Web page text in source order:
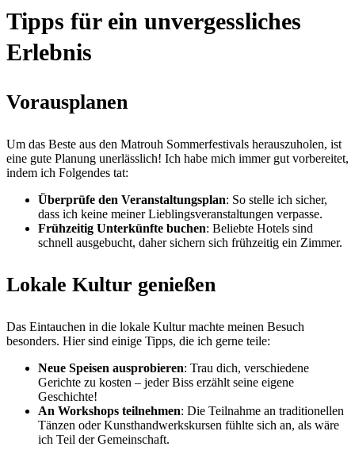
Tipps für ein unvergessliches
Erlebnis
Vorausplanen
Um das Beste aus den Matrouh Sommerfestivals herauszuholen, ist
eine gute Planung unerlässlich! Ich habe mich immer gut vorbereitet,
indem ich Folgendes tat:
Überprüfe den Veranstaltungsplan: So stelle ich sicher,
dass ich keine meiner Lieblingsveranstaltungen verpasse.
Frühzeitig Unterkünfte buchen: Beliebte Hotels sind
schnell ausgebucht, daher sichern sich frühzeitig ein Zimmer.
Lokale Kultur genießen
Das Eintauchen in die lokale Kultur machte meinen Besuch
besonders. Hier sind einige Tipps, die ich gerne teile:
Neue Speisen ausprobieren: Trau dich, verschiedene
Gerichte zu kosten – jeder Biss erzählt seine eigene
Geschichte!
An Workshops teilnehmen: Die Teilnahme an traditionellen
Tänzen oder Kunsthandwerkskursen fühlte sich an, als wäre
ich Teil der Gemeinschaft.